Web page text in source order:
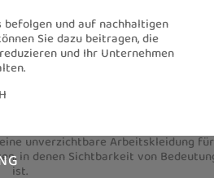
befolgen und auf nachhaltigen
Sie dazu beitragen, die
und Ihr Unternehmen